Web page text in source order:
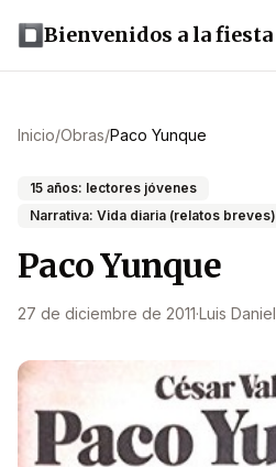
Bienvenidos a la fiesta
Inicio/Obras/Paco Yunque
15 años: lectores jóvenes
Narrativa: Vida diaria (relatos breves)
Paco Yunque
27 de diciembre de 2011·Luis Daniel